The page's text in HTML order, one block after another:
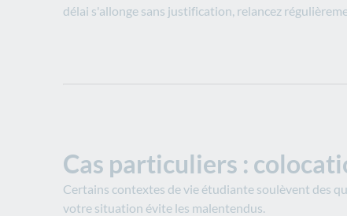
délai s'allonge sans justification, relancez
Cas particuliers :
Certains contextes de vie étudiante soulèvent des
votre situation évite les malentendus.​